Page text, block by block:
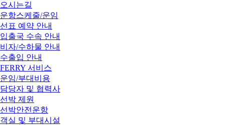
오시는길
운항스케줄/운임
선표 예약 안내
입출국 수속 안내
비자/수하물 안내
수출입 안내
FERRY 서비스
운임/부대비용
담당자 및 협력사
선박 제원
선박안전운항
객실 및 부대시설